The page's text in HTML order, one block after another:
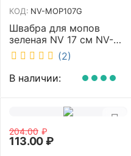
КОД: NV-MOP107G
Швабра для мопов
зеленая NV 17 см NV-
MOP107G (2)
В наличии:
204.00 ₽
113.00₽